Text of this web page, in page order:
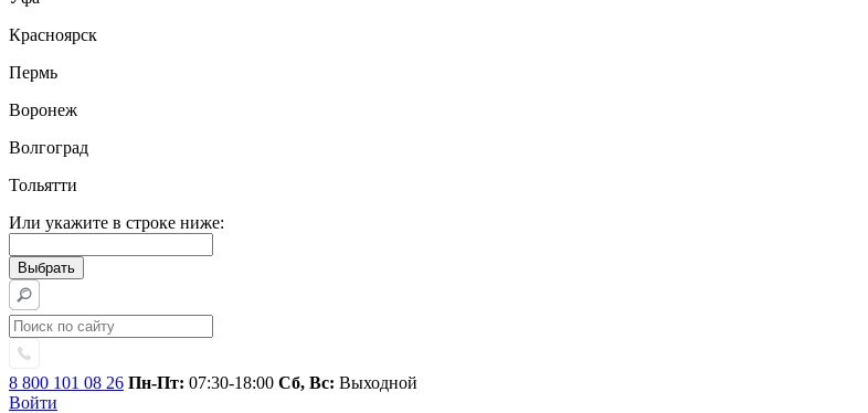
Красноярск
Пермь
Воронеж
Волгоград
Тольятти
Или укажите в строке ниже:
8 800 101 08 26 Пн-Пт: 07:30-18:00 Сб, Вс: Выходной
Войти